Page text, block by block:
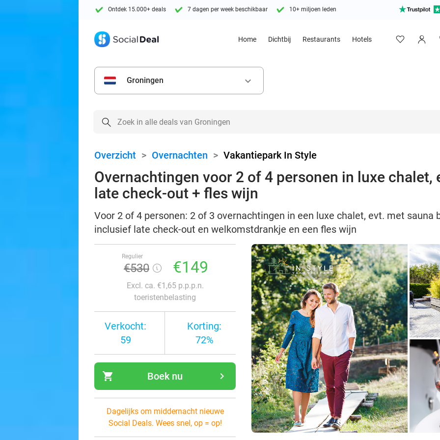
Ontdek 15.000+ deals 7 dagen per week beschikbaar 10+ miljoen leden
Home Dichtbij Restaurants Hotels
Groningen keyboard_arrow_down
Overzicht > Overnachten > Vakantiepark In Style
Overnachtingen voor 2 of 4 personen in luxe chalet,
late check-out + fles wijn
Voor 2 of 4 personen: 2 of 3 overnachtingen in een luxe chalet, evt. met sauna
inclusief late check-out en welkomstdrankje en een fles wijn
Regulier
€530 €149
Excl. ca. €1,65 p.p.p.n.
toeristenbelasting
Verkocht:
59
Korting:
72%
shopping_cart navigate_next
Boek nu
Dagelijks om middernacht nieuwe
Social Deals. Wees snel, op = op!